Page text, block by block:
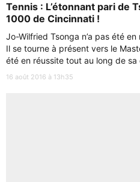
Tennis : L’étonnant pari de
1000 de Cincinnati !
Jo-Wilfried Tsonga n’a pas été
Il se tourne à présent vers le
été en réussite tout au long de sa
16 août 2016 à 13h35